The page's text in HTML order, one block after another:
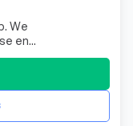
We
en
ons om onze
van afspraken.
maat te
partner